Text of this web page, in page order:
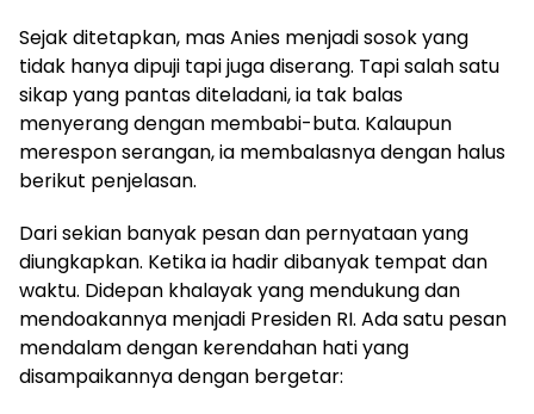
Sejak ditetapkan, mas Anies menjadi sosok yang
tidak hanya dipuji tapi juga diserang. Tapi salah satu
sikap yang pantas diteladani, ia tak balas
menyerang dengan membabi-buta. Kalaupun
merespon serangan, ia membalasnya dengan halus
berikut penjelasan.
Dari sekian banyak pesan dan pernyataan yang
diungkapkan. Ketika ia hadir dibanyak tempat dan
waktu. Didepan khalayak yang mendukung dan
mendoakannya menjadi Presiden RI. Ada satu pesan
mendalam dengan kerendahan hati yang
disampaikannya dengan bergetar: